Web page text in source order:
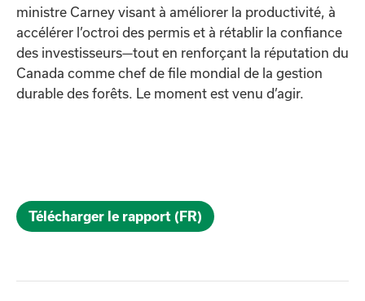
ministre Carney visant à améliorer la productivité, à
accélérer l’octroi des permis et à rétablir la confiance
des investisseurs—tout en renforçant la réputation du
Canada comme chef de file mondial de la gestion
durable des forêts. Le moment est venu d’agir.
Télécharger le rapport (FR)